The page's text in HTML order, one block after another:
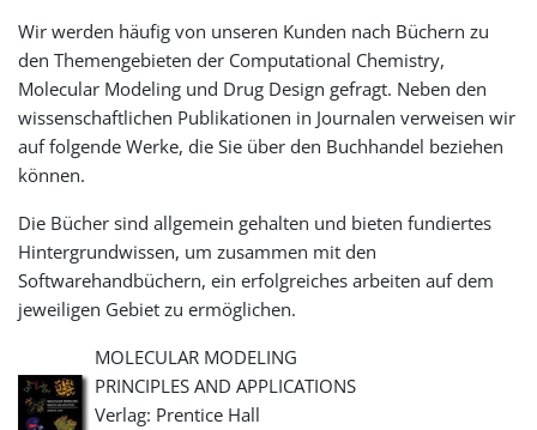
Wir werden häufig von unseren Kunden nach Büchern zu
den Themengebieten der Computational Chemistry,
Molecular Modeling und Drug Design gefragt. Neben den
wissenschaftlichen Publikationen in Journalen verweisen wir
auf folgende Werke, die Sie über den Buchhandel beziehen
können.
Die Bücher sind allgemein gehalten und bieten fundiertes
Hintergrundwissen, um zusammen mit den
Softwarehandbüchern, ein erfolgreiches arbeiten auf dem
jeweiligen Gebiet zu ermöglichen.
MOLECULAR MODELING
PRINCIPLES AND APPLICATIONS
Verlag: Prentice Hall